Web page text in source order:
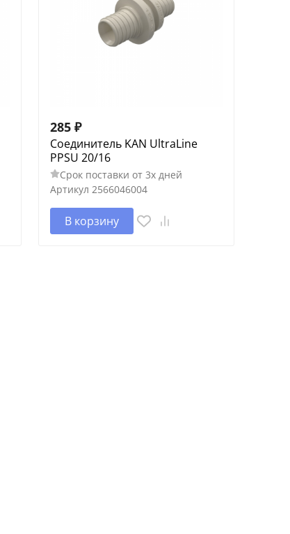
285 ₽
Соединитель KAN UltraLine
PPSU 20/16
Срок поставки от 3х дней
Артикул 2566046004
В корзину